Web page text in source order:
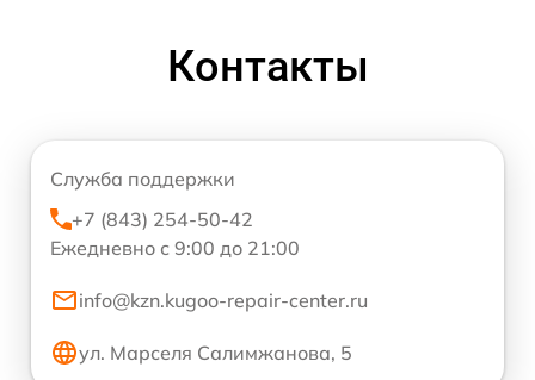
Контакты
Служба поддержки
+7 (843) 254-50-42
Ежедневно с 9:00 до 21:00
info@kzn.kugoo-repair-center.ru
ул. Марселя Салимжанова, 5